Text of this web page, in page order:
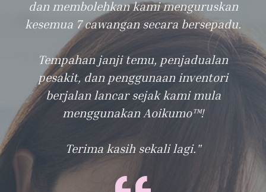
dan membolehkan kami menguruskan
kesemua 7 cawangan secara bersepadu.
Tempahan janji temu, penjadualan
pesakit, dan penggunaan inventori
berjalan lancar sejak kami mula
menggunakan Aoikumo™!
Terima kasih sekali lagi."